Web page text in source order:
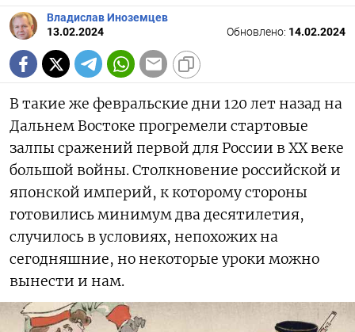
Владислав Иноземцев
13.02.2024
Обновлено: 14.02.2024
В такие же февральские дни 120 лет назад на
Дальнем Востоке прогремели стартовые
залпы сражений первой для России в ХХ веке
большой войны. Столкновение российской и
японской империй, к которому стороны
готовились минимум два десятилетия,
случилось в условиях, непохожих на
сегодняшние, но некоторые уроки можно
вынести и нам.